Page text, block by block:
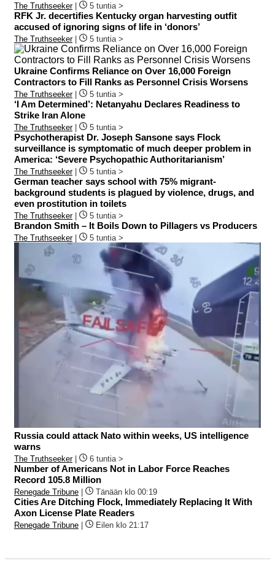
The Truthseeker| 5 tuntia >
RFK Jr. decertifies Kentucky organ harvesting outfit
accused of ignoring signs of life in ‘donors’
The Truthseeker| 5 tuntia >
Ukraine Confirms Reliance on Over 16,000 Foreign
Contractors to Fill Ranks as Personnel Crisis Worsens
The Truthseeker| 5 tuntia >
‘I Am Determined’: Netanyahu Declares Readiness to
Strike Iran Alone
The Truthseeker| 5 tuntia >
Psychotherapist Dr. Joseph Sansone says Flock
surveillance is symptomatic of much deeper problem in
America: ‘Severe Psychopathic Authoritarianism’
The Truthseeker| 5 tuntia >
German teacher says school with 75% migrant-
background students is plagued by violence, drugs, and
even prostitution in toilets
The Truthseeker| 5 tuntia >
Brandon Smith – It Boils Down to Pillagers vs Producers
The Truthseeker| 5 tuntia >
Russia could attack Nato within weeks, US intelligence
warns
The Truthseeker| 6 tuntia >
Number of Americans Not in Labor Force Reaches
Record 105.8 Million
Renegade Tribune | Tänään klo 00:19
Cities Are Ditching Flock, Immediately Replacing It With
Axon License Plate Readers
Renegade Tribune | Eilen klo 21:17